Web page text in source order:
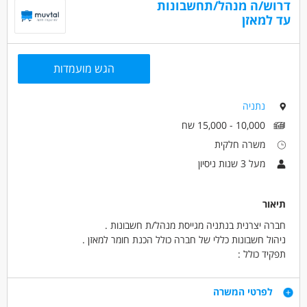
המשרה לגברים ונשים כאחד
חשבונאות וכספים - מנהל/ת חשבונות
חשבונאות וכספים - מנהל/ת חשבונות מדופלם
מאפייני משרה
משרה מלאה
דרוש/ה מנהל/תחשבונות
עד למאזן
הגש מועמדות
נתניה
10,000 - 15,000 שח
משרה חלקית
מעל 3 שנות ניסיון
תיאור
חברה יצרנית בנתניה מגייסת מנהל/ת חשבונות .
ניהול חשבונות כללי של חברה כולל הכנת חומר למאזן .
תפקיד כולל :
טיפול בספקים ולקוחות .
עבודה מול ממשקים פנים / חוץ אירגונים .
דרישות
לפרטי המשרה